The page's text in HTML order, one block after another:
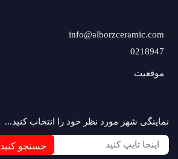
info@alborzceramic.com
0218947
موقعیت
نماینگی شهر مورد نظر خود را انتخاب کنید...
جستجو کنید